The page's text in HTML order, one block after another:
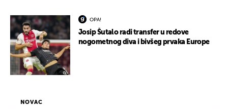
OPA!
Josip Šutalo radi transfer u redove
nogometnog diva i bivšeg prvaka Europe
NOVAC